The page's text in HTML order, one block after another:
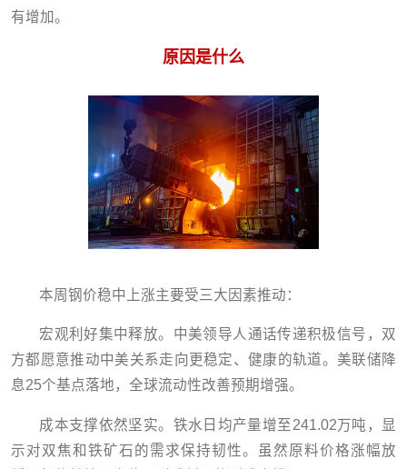
有增加。
原因是什么
本周钢价稳中上涨主要受三大因素推动：
宏观利好集中释放。中美领导人通话传递积极信号，双
方都愿意推动中美关系走向更稳定、健康的轨道。美联储降
息25个基点落地，全球流动性改善预期增强。
成本支撑依然坚实。铁水日均产量增至241.02万吨，显
示对双焦和铁矿石的需求保持韧性。虽然原料价格涨幅放